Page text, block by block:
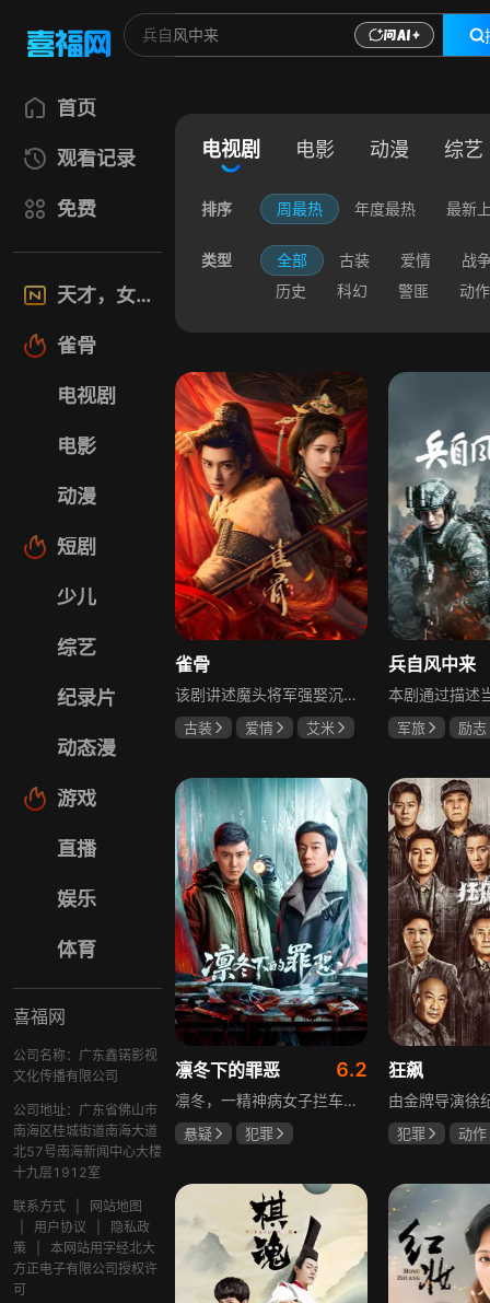
首页
观看记录
免费
天才，女友
雀骨
电视剧
电影
动漫
短剧
少儿
综艺
纪录片
动态漫
游戏
直播
娱乐
体育
喜福网
公司名称：广东鑫锘影视
文化传播有限公司
公司地址：广东省佛山市
南海区桂城街道南海大道
北57号南海新闻中心大楼
十九层1912室
联系方式
网站地图
用户协议
隐私政
策
本网站用字经北大
方正电子有限公司授权许
可
电视剧 电影 动漫 综艺
排序 周最热 年度最热 最新
类型 全部 古装 爱情
战
历史
科幻 警匪 动作
雀骨
该剧讲述魔头将军强娶沉迷机关术的财迷假千金，两人从契约夫妻起步，在生死局中互扒马甲，爱意与杀意交织共生。过程中他们揭露朝堂阴谋，破解生死乱局，最终共同守护家国太平，融合了权谋、爱情、冒险等多重元素，情节跌宕起伏。
古装 爱情
艾米
兵自风中来
军旅
励志
凛冬下的罪恶 6.2
凛冬，一精神病女子拦车报案，称丈夫杀人，刑警沈栋梁吴红兵由此揭开系列碎尸案真相。然而风浪未平，储蓄所抢劫杀人案，少女失踪案，流窜抢车案接连发生，沈栋梁与吴红兵追凶之际，竟牵出改变二人命运的人性悲剧。
悬疑
犯罪
狂飙
犯罪
动作